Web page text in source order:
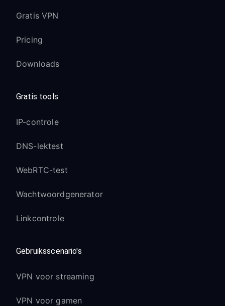
Gratis VPN
Pricing
Downloads
Gratis tools
IP-controle
DNS-lektest
WebRTC-test
Wachtwoordgenerator
Linkcontrole
Gebruiksscenario's
VPN voor streaming
VPN voor gamen